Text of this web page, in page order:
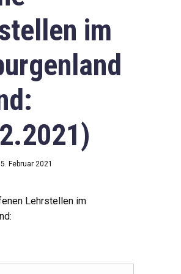
im
Februar 2021
Lehrstellen im